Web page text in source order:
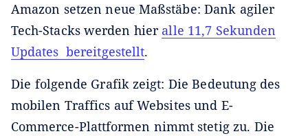
Amazon setzen neue Maßstäbe: Dank agiler
Tech-Stacks werden hier alle 11,7 Sekunden
Updates bereitgestellt.
Die folgende Grafik zeigt: Die Bedeutung des
mobilen Traffics auf Websites und E-
Commerce-Plattformen nimmt stetig zu. Die